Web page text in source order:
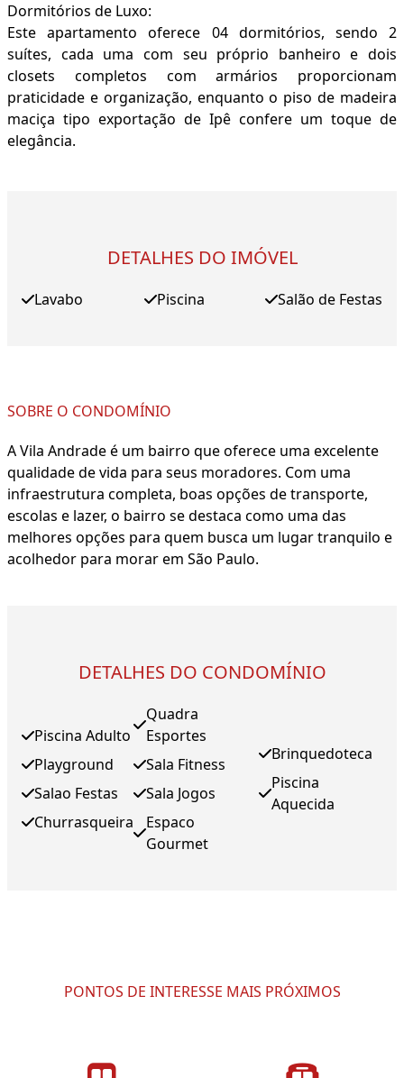
Dormitórios de Luxo:
Este apartamento oferece 04 dormitórios, sendo 2
suítes, cada uma com seu próprio banheiro e dois
closets completos com armários proporcionam
praticidade e organização, enquanto o piso de madeira
maciça tipo exportação de Ipê confere um toque de
elegância.
DETALHES DO IMÓVEL
Lavabo Piscina Salão de Festas
SOBRE O CONDOMÍNIO
A Vila Andrade é um bairro que oferece uma excelente
qualidade de vida para seus moradores. Com uma
infraestrutura completa, boas opções de transporte,
escolas e lazer, o bairro se destaca como uma das
melhores opções para quem busca um lugar tranquilo e
acolhedor para morar em São Paulo.
DETALHES DO CONDOMÍNIO
Piscina Adulto
Playground
Salao Festas
Churrasqueira
Quadra
Esportes
Sala Fitness
Sala Jogos
Espaco
Gourmet
Brinquedoteca
Piscina
Aquecida
PONTOS DE INTERESSE MAIS PRÓXIMOS